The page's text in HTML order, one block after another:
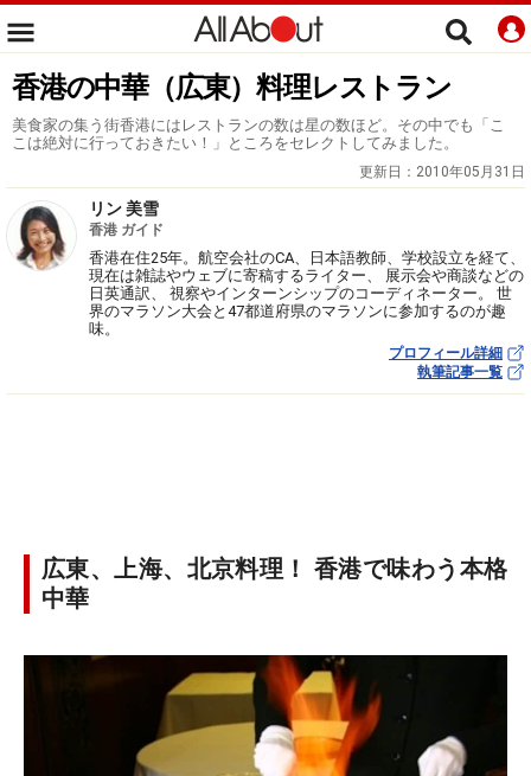
香港の中華（広東）料理レストラン
美食家の集う街香港にはレストランの数は星の数ほど。その中でも「こ
こは絶対に行っておきたい！」ところをセレクトしてみました。
更新日： 2010年05月31日
リン 美雪
香港 ガイド
香港在住25年。航空会社のCA、日本語教師、学校設立を経て、
現在は雑誌やウェブに寄稿するライター、 展示会や商談などの
日英通訳、 視察やインターンシップのコーディネーター。 世
界のマラソン大会と47都道府県のマラソンに参加するのが趣
味。
プロフィール詳細
執筆記事一覧
広東、上海、北京料理！ 香港で味わう本格
中華